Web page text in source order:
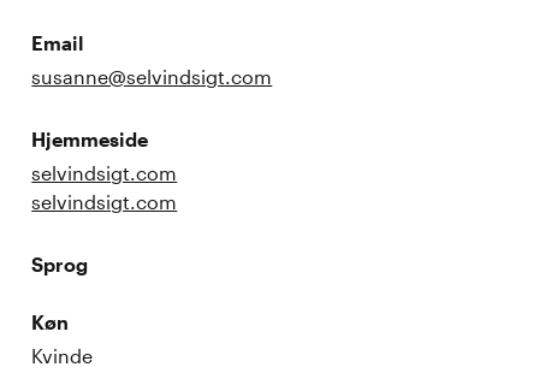
Email
susanne@selvindsigt.com
Hjemmeside
selvindsigt.com
selvindsigt.com
Sprog
Køn
Kvinde